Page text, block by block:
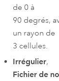
de 0 à
90 degrés,
un rayon de
3 cellules.
Irrégulier,
Fichier de